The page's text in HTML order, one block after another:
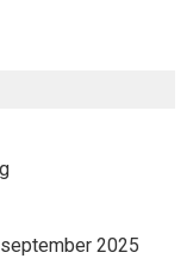
2025